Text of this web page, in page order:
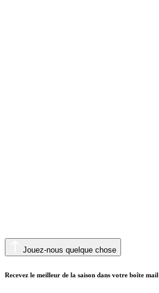
Jouez-nous quelque chose
Recevez le meilleur de la saison dans votre boîte mail